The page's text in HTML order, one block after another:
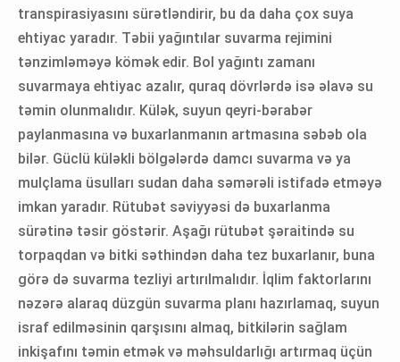
transpirasiyasını sürətləndirir, bu da daha çox suya
ehtiyac yaradır. Təbii yağıntılar suvarma rejimini
tənzimləməyə kömək edir. Bol yağıntı zamanı
suvarmaya ehtiyac azalır, quraq dövrlərdə isə əlavə su
təmin olunmalıdır. Külək, suyun qeyri-bərabər
paylanmasına və buxarlanmanın artmasına səbəb ola
bilər. Güclü küləkli bölgələrdə damcı suvarma və ya
mulçlama üsulları sudan daha səmərəli istifadə etməyə
imkan yaradır. Rütubət səviyyəsi də buxarlanma
sürətinə təsir göstərir. Aşağı rütubət şəraitində su
torpaqdan və bitki səthindən daha tez buxarlanır, buna
görə də suvarma tezliyi artırılmalıdır. İqlim faktorlarını
nəzərə alaraq düzgün suvarma planı hazırlamaq, suyun
israf edilməsinin qarşısını almaq, bitkilərin sağlam
inkişafını təmin etmək və məhsuldarlığı artırmaq üçün